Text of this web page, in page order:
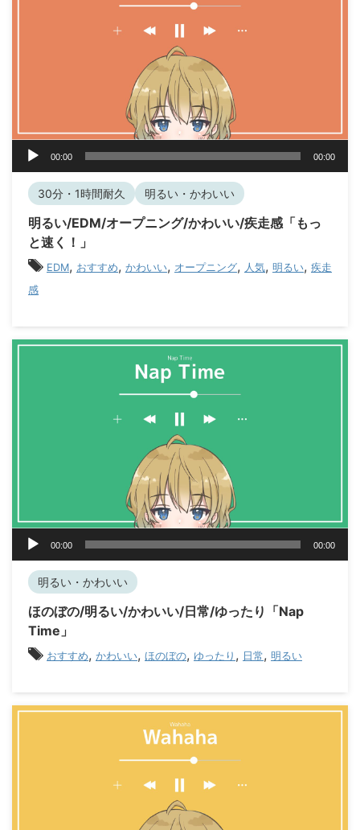
00:00 00:00
30分・1時間耐久 明るい・かわいい
明るい/EDM/オープニング/かわいい/疾走感「もっ
と速く！」
EDM, おすすめ, かわいい, オープニング, 人気, 明るい, 疾走
感
00:00 00:00
明るい・かわいい
ほのぼの/明るい/かわいい/日常/ゆったり「Nap
Time」
おすすめ, かわいい, ほのぼの, ゆったり , 日常, 明るい